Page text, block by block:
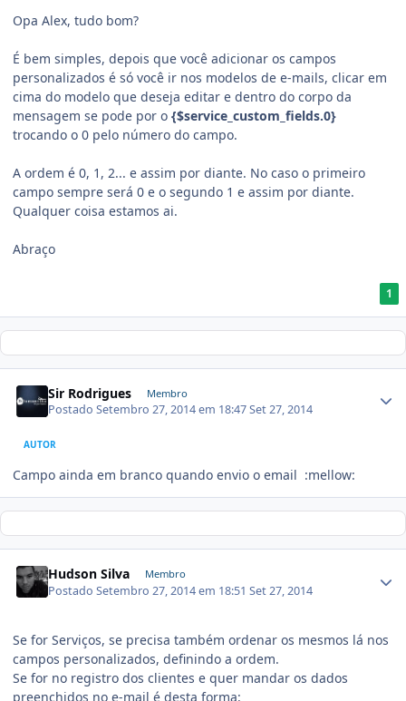
Opa Alex, tudo bom?
É bem simples, depois que você adicionar os campos
personalizados é só você ir nos modelos de e-mails, clicar em
cima do modelo que deseja editar e dentro do corpo da
mensagem se pode por o {$service_custom_fields.0}
trocando o 0 pelo número do campo.
A ordem é 0, 1, 2... e assim por diante. No caso o primeiro
campo sempre será 0 e o segundo 1 e assim por diante.
Qualquer coisa estamos ai.
Abraço
1
Sir Rodrigues Membro
PostadoSetembro 27, 2014 em 18:47Set 27, 2014
AUTOR
Campo ainda em branco quando envio o email :mellow:
Hudson Silva Membro
PostadoSetembro 27, 2014 em 18:51Set 27, 2014
Se for Serviços, se precisa também ordenar os mesmos lá nos
campos personalizados, definindo a ordem.
Se for no registro dos clientes e quer mandar os dados
preenchidos no e-mail é desta forma: